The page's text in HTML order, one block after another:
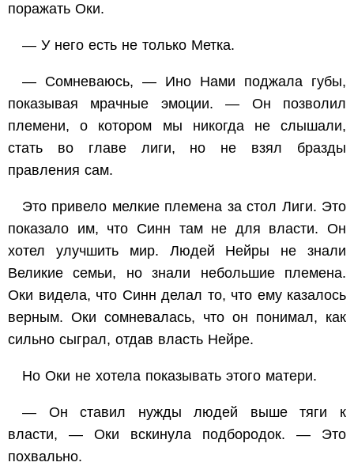
поражать Оки.
— У него есть не только Метка.
— Сомневаюсь, — Ино Нами поджала губы,
показывая мрачные эмоции. — Он позволил
племени, о котором мы никогда не слышали,
стать во главе лиги, но не взял бразды
правления сам.
Это привело мелкие племена за стол Лиги. Это
показало им, что Синн там не для власти. Он
хотел улучшить мир. Людей Нейры не знали
Великие семьи, но знали небольшие племена.
Оки видела, что Синн делал то, что ему казалось
верным. Оки сомневалась, что он понимал, как
сильно сыграл, отдав власть Нейре.
Но Оки не хотела показывать этого матери.
— Он ставил нужды людей выше тяги к
власти, — Оки вскинула подбородок. — Это
похвально.